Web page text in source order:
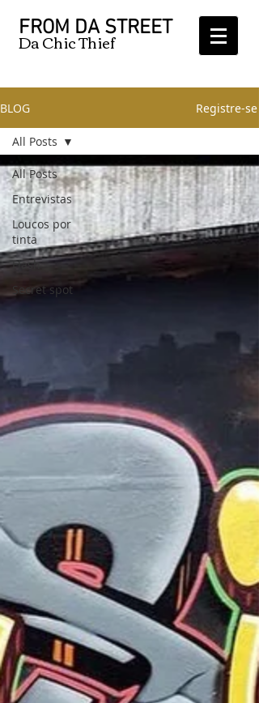
FROM DA STREET
Da Chic Thief
BLOG Registre-se
All Posts
Entrevistas
Loucos por
tinta
Flash
Secret spot
All Posts